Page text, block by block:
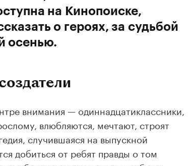
на Кинопоиске,
о героях, за судьбой
осенью.
внимания — одиннадцатиклассники,
влюбляются, мечтают, строят
случившаяся на выпускной
добиться от ребят правды о том